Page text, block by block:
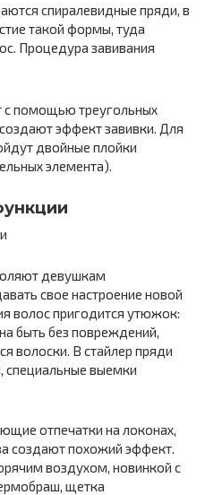
спиралевидные пряди, в
такой формы, туда
Процедура завивания
с помощью треугольных
эффект завивки. Для
двойные плойки
элемента).
девушкам
свое настроение новой
волос пригодится утюжок:
быть без повреждений,
волоски. В стайлер пряди
специальные выемки
отпечатки на локонах,
создают похожий эффект.
воздухом, новинкой с
щетка